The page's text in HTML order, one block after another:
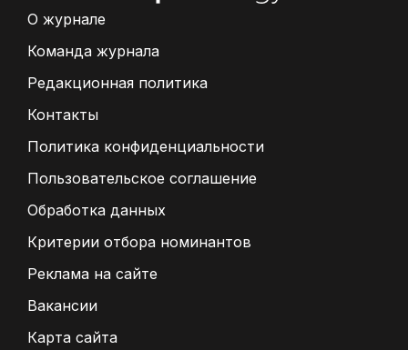
О журнале
Команда журнала
Редакционная политика
Контакты
Политика конфиденциальности
Пользовательское соглашение
Обработка данных
Критерии отбора номинантов
Реклама на сайте
Вакансии
Карта сайта